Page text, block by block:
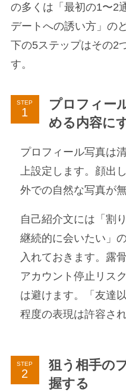
の多くは「最初の1〜2
デートへの誘い方」の
下の5ステップはその2
す。
STEP
プロフィー
める内容に
プロフィール写真は
上設定します。顔出
外での自然な写真が無
自己紹介文には「割
継続的に会いたい」
入れておきます。露
アカウント停止リス
は避けます。「友達
程度の表現は許容さ
STEP
狙う相手の
握する